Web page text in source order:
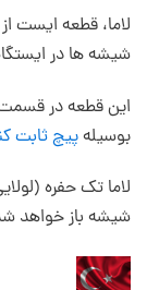
لاما، قطعه ایست
شیشه ها در
این قطعه در قسمت
بوسیلهپیچ ثابت
لاما تک حفره
شیشه باز خواهد